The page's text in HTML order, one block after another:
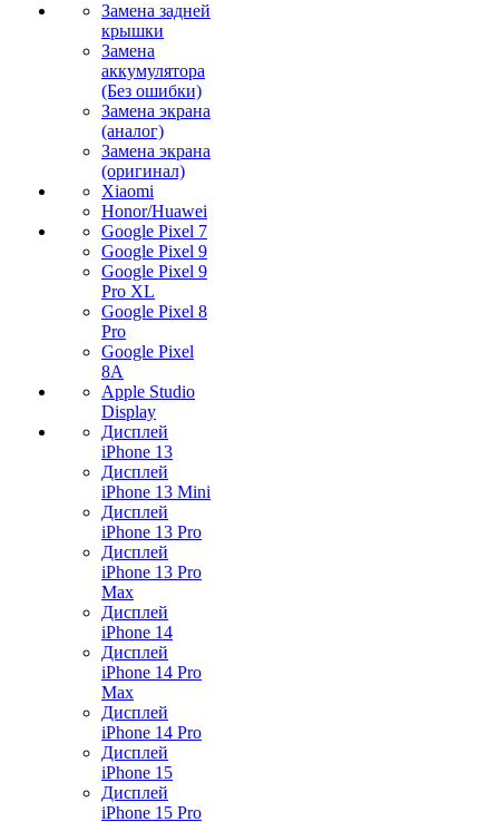
Замена задней
крышки
Замена
аккумулятора
(Без ошибки)
Замена экрана
(аналог)
Замена экрана
(оригинал)
Xiaomi
Honor/Huawei
Google Pixel 7
Google Pixel 9
Google Pixel 9
Pro XL
Google Pixel 8
Pro
Google Pixel
8A
Apple Studio
Display
Дисплей
iPhone 13
Дисплей
iPhone 13 Mini
Дисплей
iPhone 13 Pro
Дисплей
iPhone 13 Pro
Max
Дисплей
iPhone 14
Дисплей
iPhone 14 Pro
Max
Дисплей
iPhone 14 Pro
Дисплей
iPhone 15
Дисплей
iPhone 15 Pro